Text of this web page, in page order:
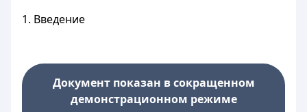
1. Введение
Документ показан в сокращенном
демонстрационном режиме